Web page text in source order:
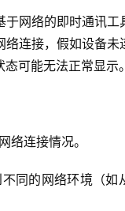
于网络的即时通讯工
络连接，假如设备未
可能无法正常显示。
络连接情况。
同的网络环境（如